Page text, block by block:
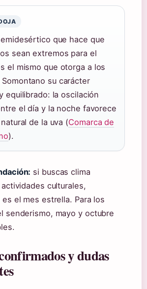
que hace que
sean extremos para el
el mismo que otorga a los
su carácter
equilibrado: la oscilación
el día y la noche favorece
de la uva (Comarca de
).
si buscas clima
culturales,
el mes estrella. Para los
senderismo, mayo y octubre
y dudas